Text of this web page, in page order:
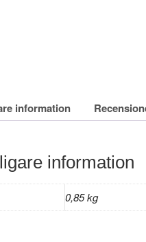
information
information
0,85 kg